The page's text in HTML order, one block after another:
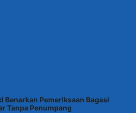
Benarkan Pemeriksaan Bagasi
Tanpa Penumpang